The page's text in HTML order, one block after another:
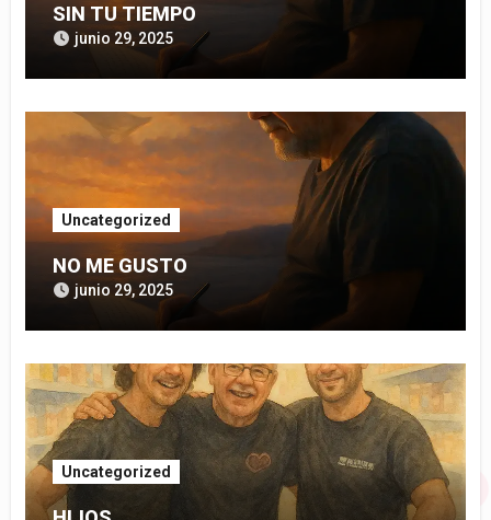
SIN TU TIEMPO
junio 29, 2025
Uncategorized
NO ME GUSTO
junio 29, 2025
Uncategorized